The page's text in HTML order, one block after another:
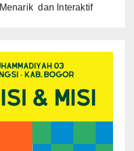
dan Interaktif